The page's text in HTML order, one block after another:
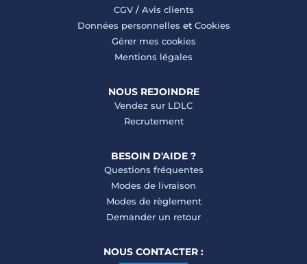
CGV/ Avis clients
Données personnelles et Cookies
Gérer mes cookies
Mentions légales
NOUS REJOINDRE
Vendez sur LDLC
Recrutement
BESOIN D'AIDE ?
Questions fréquentes
Modes de livraison
Modes de règlement
Demander un retour
NOUS CONTACTER :